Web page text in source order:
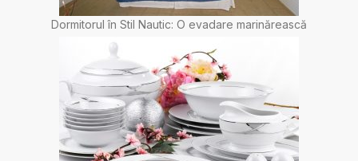
Dormitorul în Stil Nautic: O evadare marinărească